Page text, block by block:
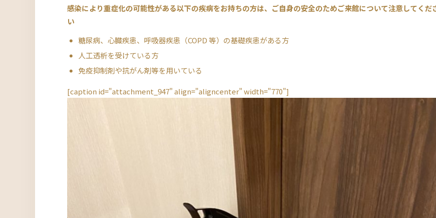
感染により重症化の可能性がある以下の疾病をお持ちの方は、ご自身の安全のためご来館について注意してくだ
い
糖尿病、心臓疾患、呼吸器疾患（COPD 等）の基礎疾患がある方
人工透析を受けている方
免疫抑制剤や抗がん剤等を用いている
[caption id="attachment_947" align="aligncenter" width="770"]